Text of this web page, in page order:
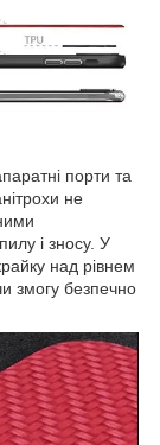
порти та
не
і зносу. У
над рівнем
змогу безпечно